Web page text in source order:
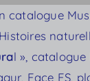
catalogue
l », catalogue
Face FS,